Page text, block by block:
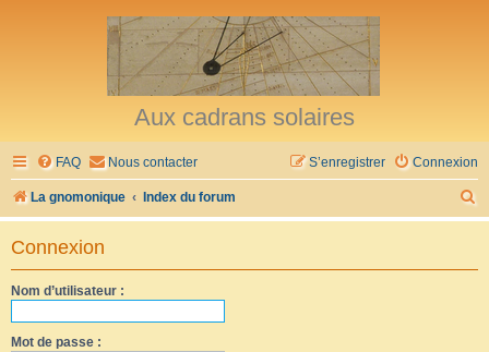
Aux cadrans solaires
FAQ Nous contacter Connexion
S’enregistrer
La gnomonique Index du forum
e
Connexion
Nom d’utilisateur :
Mot de passe :